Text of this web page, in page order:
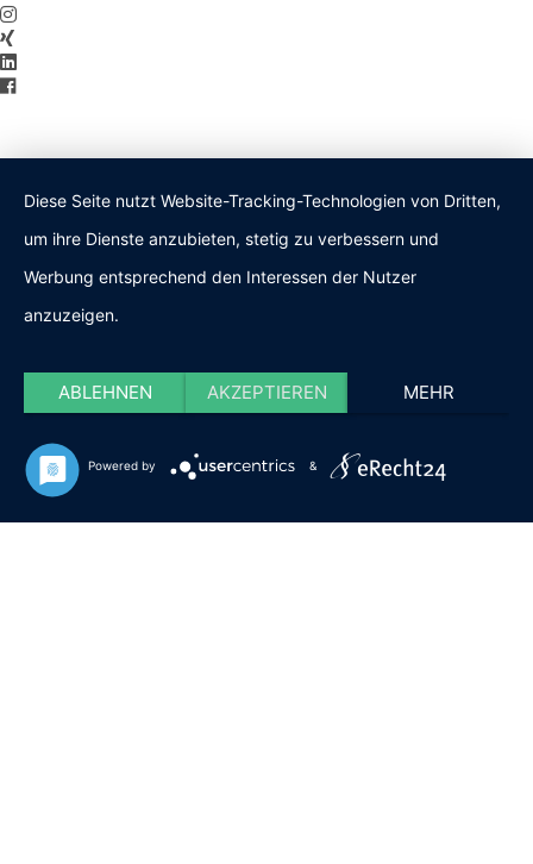
Diese Seite nutzt Website-Tracking-Technologien von Dritten,
um ihre Dienste anzubieten, stetig zu verbessern und
Werbung entsprechend den Interessen der Nutzer
anzuzeigen.
ABLEHNEN AKZEPTIEREN MEHR
Powered by &